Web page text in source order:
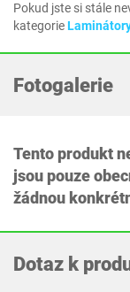
Pokud jste si stále
kategorie
Fotogalerie
Tento produkt
jsou pouze
žádnou
Dotaz k